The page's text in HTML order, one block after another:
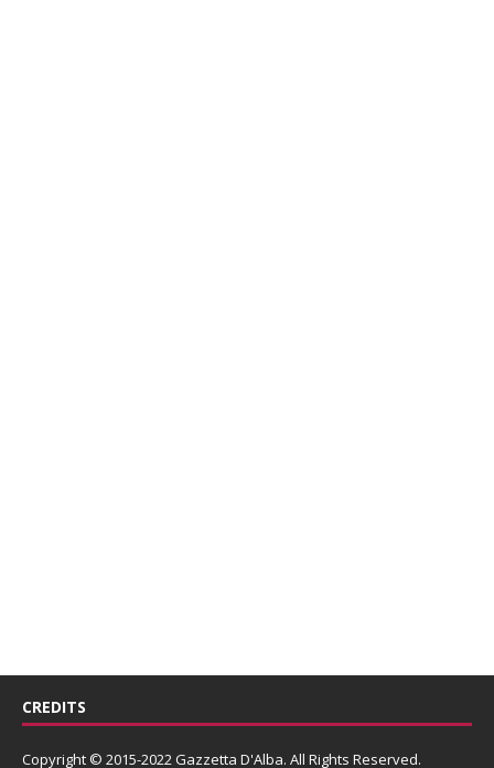
CREDITS
Copyright © 2015-2022 Gazzetta D'Alba. All Rights Reserved.